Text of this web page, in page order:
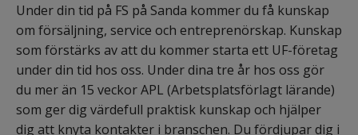
Under din tid på FS på Sanda kommer du få kunskap
om försäljning, service och entreprenörskap. Kunskap
som förstärks av att du kommer starta ett UF-företag
under din tid hos oss. Under dina tre år hos oss gör
du mer än 15 veckor APL (Arbetsplatsförlagt lärande)
som ger dig värdefull praktisk kunskap och hjälper
dig att knyta kontakter i branschen. Du fördjupar dig i